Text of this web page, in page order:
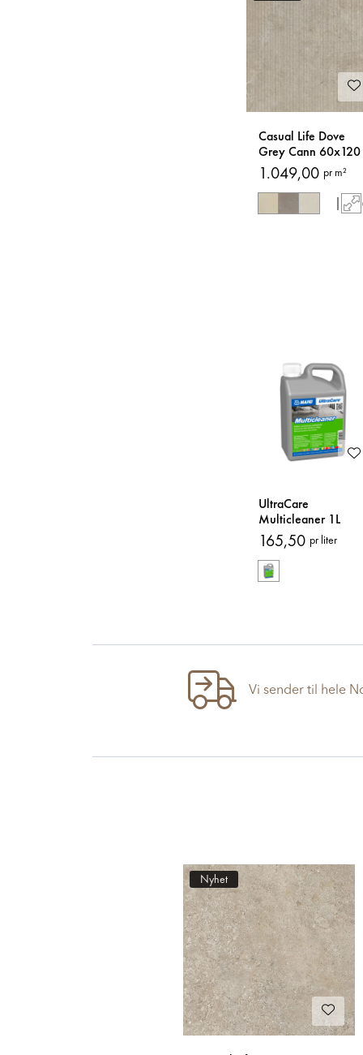
Casual Life Dove
Grey Cann 60x120
Fliser
1.049,00 pr m²
|
UltraCare
Multicleaner 1L
Rengjøringsmiddel
165,50 pr liter
Vi sender til hele
Nyhet